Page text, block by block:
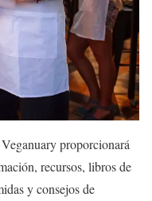
proporcionará
recursos, libros de
y consejos de